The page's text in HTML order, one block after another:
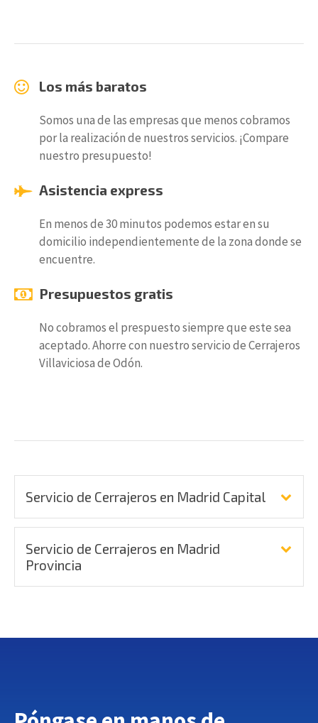
Los más baratos
Somos una de las empresas que menos cobramos
por la realización de nuestros servicios. ¡Compare
nuestro presupuesto!
Asistencia express
En menos de 30 minutos podemos estar en su
domicilio independientemente de la zona donde se
encuentre.
Presupuestos gratis
No cobramos el prespuesto siempre que este sea
aceptado. Ahorre con nuestro servicio de Cerrajeros
Villaviciosa de Odón.
Servicio de Cerrajeros en Madrid Capital
Servicio de Cerrajeros en Madrid
Provincia